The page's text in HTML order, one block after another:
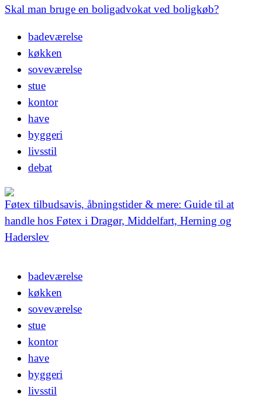
Skal man bruge en boligadvokat ved boligkøb?
badeværelse
køkken
soveværelse
stue
kontor
have
byggeri
livsstil
debat
Føtex tilbudsavis, åbningstider & mere: Guide til at
handle hos Føtex i Dragør, Middelfart, Herning og
Haderslev
badeværelse
køkken
soveværelse
stue
kontor
have
byggeri
livsstil